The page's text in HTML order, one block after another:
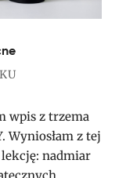
wpis z trzema
Wyniosłam z tej
nadmiar